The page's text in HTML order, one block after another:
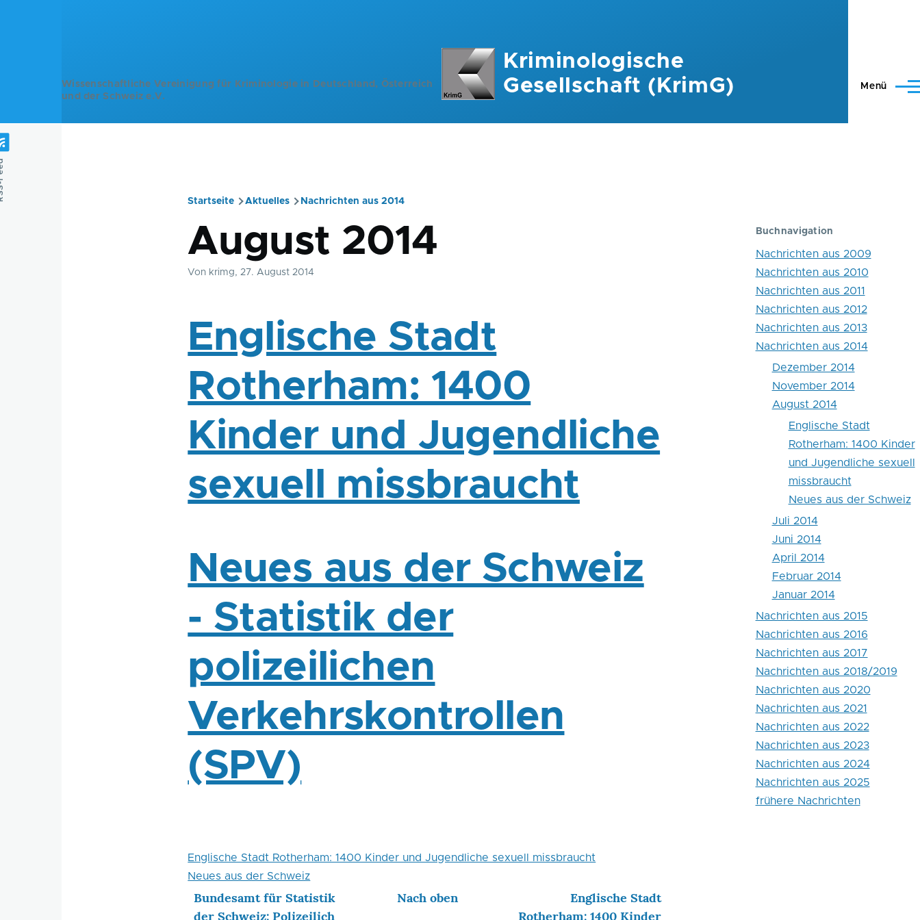
Wissenschaftliche Vereinigung für Kriminologie in Deutschland, Österreich
und der Schweiz e.V.
Kriminologische
Gesellschaft (KrimG)
Menü
Startseite Aktuelles Nachrichten aus 2014
August 2014
Von krimg, 27. August 2014
Englische Stadt
Rotherham: 1400
Kinder und Jugendliche
sexuell missbraucht
Neues aus der Schweiz
- Statistik der
polizeilichen
Verkehrskontrollen
(SPV)
Englische Stadt Rotherham: 1400 Kinder und Jugendliche sexuell missbraucht
Neues aus der Schweiz
Bundesamt für Statistik
der Schweiz: Polizeilich
Nach oben
Englische Stadt
Rotherham: 1400 Kinder
Buchnavigation
Nachrichten aus 2009
Nachrichten aus 2010
Nachrichten aus 2011
Nachrichten aus 2012
Nachrichten aus 2013
Nachrichten aus 2014
Dezember 2014
November 2014
August 2014
Englische Stadt
Rotherham: 1400 Kinder
und Jugendliche sexuell
missbraucht
Neues aus der Schweiz
Juli 2014
Juni 2014
April 2014
Februar 2014
Januar 2014
Nachrichten aus 2015
Nachrichten aus 2016
Nachrichten aus 2017
Nachrichten aus 2018/2019
Nachrichten aus 2020
Nachrichten aus 2021
Nachrichten aus 2022
Nachrichten aus 2023
Nachrichten aus 2024
Nachrichten aus 2025
frühere Nachrichten